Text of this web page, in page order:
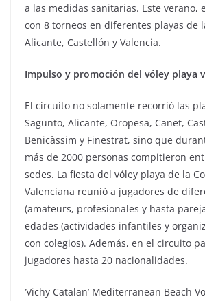
a las medidas sanitarias. Este verano,
con 8 torneos en diferentes playas de
Alicante, Castellón y Valencia.
Impulso y promoción del vóley playa
El circuito no solamente recorrió las
Sagunto, Alicante, Oropesa, Canet,
Benicàssim y Finestrat, sino que
más de 2000 personas compitieron
sedes. La fiesta del vóley playa de la
Valenciana reunió a jugadores de
(amateurs, profesionales y hasta
edades (actividades infantiles y
con colegios). Además, en el circuito
jugadores hasta 20 nacionalidades.
‘Vichy Catalan’ Mediterranean Beach